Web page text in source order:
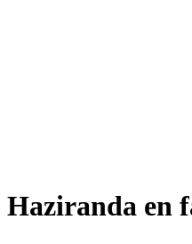
Haziranda en